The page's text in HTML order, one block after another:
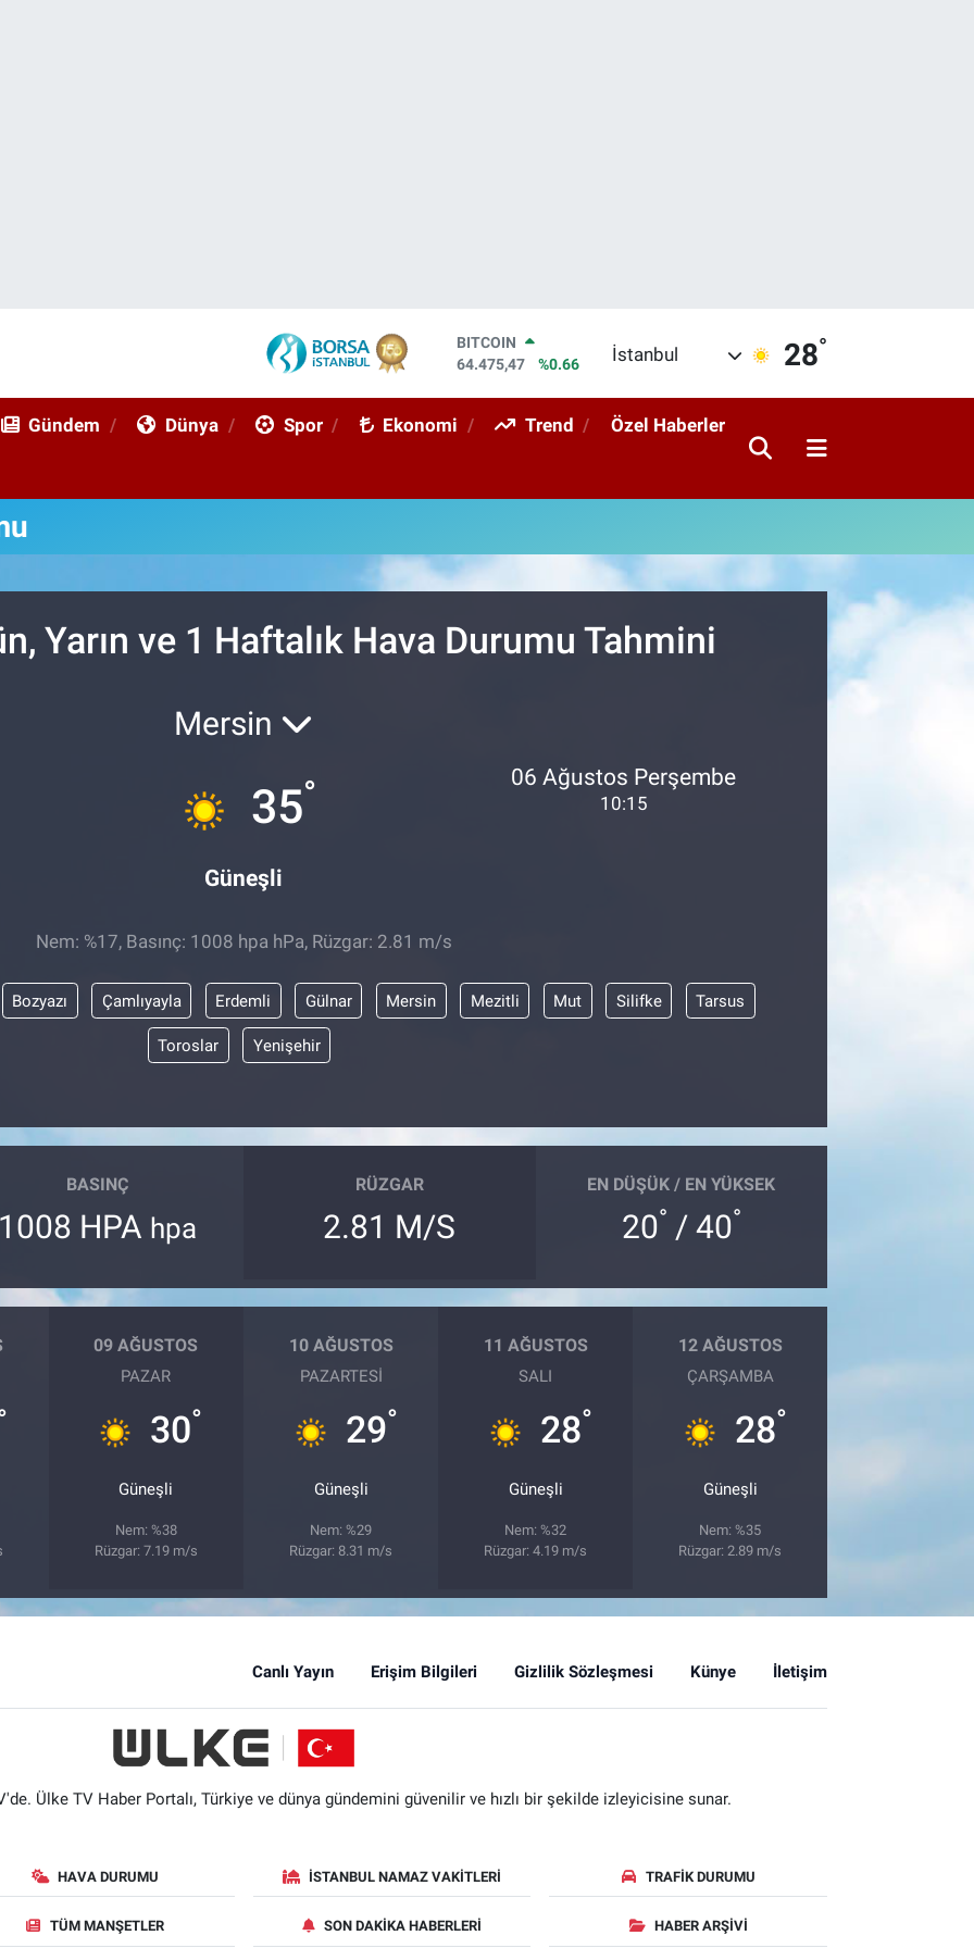
BITCOIN
64.475,47
%0.66
EURO
BİST100
13.703
İstanbul 28°
Gündem Dünya Spor Ekonomi Trend Özel Haberler
Yarın ve 1 Haftalık Hava Durumu Tahmini
Mersin
35°
Güneşli
06 Ağustos Perşembe
10:15
Nem: %17, Basınç: 1008 hpa hPa, Rüzgar: 2.81 m/s
Bozyazı Çamlıyayla Erdemli Gülnar Mersin Mezitli Mut Silifke Tarsus
Toroslar Yenişehir
BASINÇ
1008 HPA hpa
RÜZGAR
2.81 M/S
EN DÜŞÜK / EN YÜKSEK
20° / 40°
09 AĞUSTOS
PAZAR
30°
Güneşli
Nem: %38
Rüzgar: 7.19 m/s
10 AĞUSTOS
PAZARTESI
29°
Güneşli
Nem: %29
Rüzgar: 8.31 m/s
11 AĞUSTOS
SALI
28°
Güneşli
Nem: %32
Rüzgar: 4.19 m/s
12 AĞUSTOS
ÇARŞAMBA
28°
Güneşli
Nem: %35
Rüzgar: 2.89 m/s
Canlı Yayın Erişim Bilgileri Gizlilik Sözleşmesi Künye İletişim
Ülke TV Haber Portalı, Türkiye ve dünya gündemini güvenilir ve hızlı bir şekilde izleyicisine sunar.
HAVA DURUMU İSTANBUL NAMAZ VAKITLERI TRAFIK DURUMU
TÜM MANŞETLER SON DAKIKA HABERLERI HABER ARŞIVI